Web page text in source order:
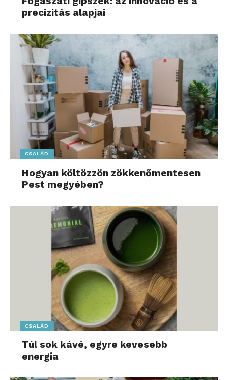
precizitás alapjai
CSALÁD
Hogyan költözzön zökkenőmentesen
Pest megyében?
CSALÁD
Túl sok kávé, egyre kevesebb
energia